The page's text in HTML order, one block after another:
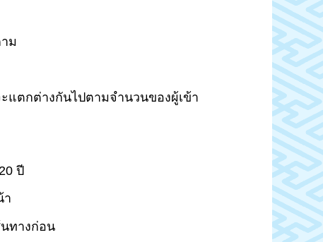
ม
แตกต่างกันไปตามจำนวนของผู้เข้า
ปี
า
ทางก่อน